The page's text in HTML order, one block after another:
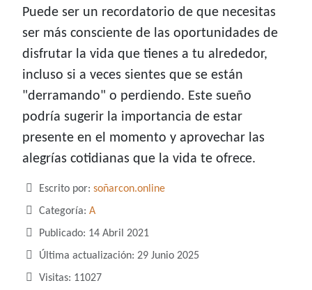
Puede ser un recordatorio de que necesitas
ser más consciente de las oportunidades de
disfrutar la vida que tienes a tu alrededor,
incluso si a veces sientes que se están
"derramando" o perdiendo. Este sueño
podría sugerir la importancia de estar
presente en el momento y aprovechar las
alegrías cotidianas que la vida te ofrece.
Detalles
Escrito por: soñarcon.online
Categoría: A
Publicado: 14 Abril 2021
Última actualización: 29 Junio 2025
Visitas: 11027